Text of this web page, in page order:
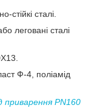
стійкі сталі.
леговані сталі
Ф-4, поліамід
приварення PN160